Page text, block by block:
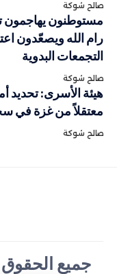
صالح شوكة
مستوطنون يهاجمون
رام الله ويصعّدون
التجمعات البدوية
صالح شوكة
معتقلاً من غزة في
صالح شوكة
جميع